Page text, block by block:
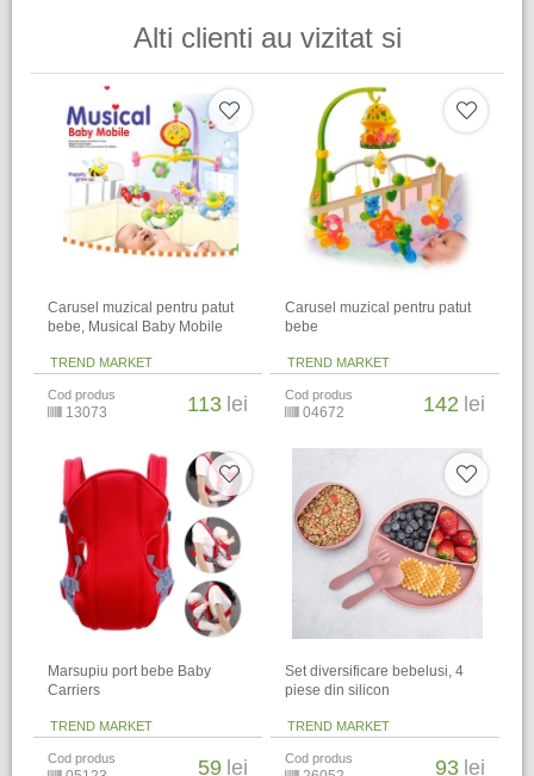
Alti clienti au vizitat si
Carusel muzical pentru patut
bebe, Musical Baby Mobile
TREND MARKET
Cod produs
13073 113 lei
Carusel muzical pentru patut
bebe
TREND MARKET
Cod produs
04672 142 lei
Marsupiu port bebe Baby
Carriers
TREND MARKET
Cod produs 59 lei
Set diversificare bebelusi, 4
piese din silicon
TREND MARKET
Cod produs 93 lei